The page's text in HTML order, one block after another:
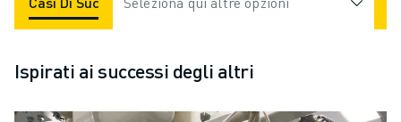
Ispirati ai successi degli altri